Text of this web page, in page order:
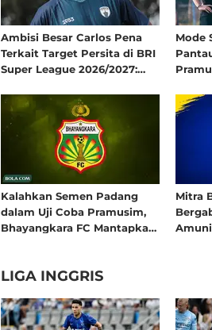
Ambisi Besar Carlos Pena
Terkait Target Persita di BRI
Super League 2026/2027:
Lalu
Mode
Kalahkan Semen Padang
dalam Uji Coba Pramusim,
Bhayangkara FC Mantapkan
Mitra
LIGA INGGRIS